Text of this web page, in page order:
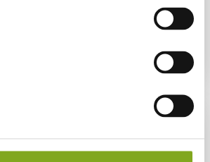
1″ z mosiężnym grzybkiem